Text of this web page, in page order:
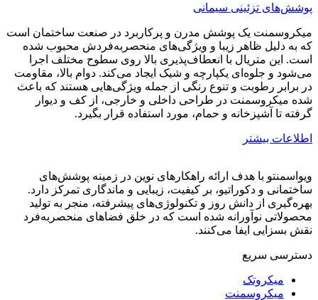
پوشش‌های تزئینی سیمانی
میکروسمنت یک پوشش مدرن و پرکاربرد در صنعت ساختمان است
که به دلیل ظاهر زیبا و ویژگی‌های منحصر‌به‌فردش محبوب شده
است. این متریال با انعطاف‌پذیری بالا روی سطوح مختلف اجرا
می‌شود و جلوه‌ای یکپارچه و شیک ایجاد می‌کند. دوام بالا، مقاومت
در برابر رطوبت و تنوع رنگی از جمله ویژگی‌هایی هستند که باعث
شده میکروسمنت در طراحی داخلی و خارجی، از کف و دیوار
گرفته تا آشپزخانه و حمام، مورد استفاده قرار بگیرد.
اطلاعات بیشتر
ویواسمنتو با هدف ارائه راهکارهای نوین در زمینه پوشش‌های
ساختمانی و دکوراتیو، بر کیفیت، زیبایی و ماندگاری تمرکز دارد.
بهره‌گیری از دانش روز و تکنولوژی‌های پیشرفته، منجر به تولید
محصولاتی نوآورانه شده است که در خلق فضاهای منحصر‌به‌فرد
نقش بسزایی ایفا می‌کنند.
دسترسی سریع
میکروتک
میکروسمنت